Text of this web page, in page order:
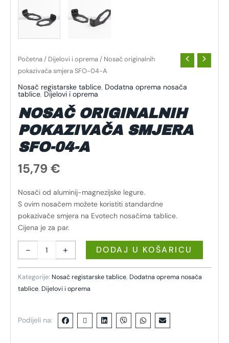
Početna/ Dijelovi i oprema/ Nosač originalnih
pokazivača smjera SFO-04-A
Nosač registarske tablice, Dodatna oprema nosača
tablice, Dijelovi i oprema
NOSAČ ORIGINALNIH
POKAZIVAČA SMJERA
SFO-04-A
15,79 €
Nosači od aluminij-magnezijske legure.
S ovim nosačem možete koristiti standardne
pokazivače smjera na Evotech nosačima tablice.
Cijena je za par.
- + DODAJ U KOŠARICU
Kategorije: Nosač registarske tablice, Dodatna oprema nosača
tablice, Dijelovi i oprema
Podijeli na: